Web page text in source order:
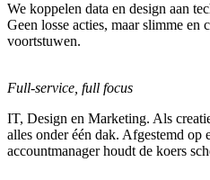
We koppelen data en design aan
Geen losse acties, maar slimme en
voortstuwen.
Full-service, full focus
IT, Design en Marketing. Als
alles onder één dak. Afgestemd op
accountmanager houdt de koers